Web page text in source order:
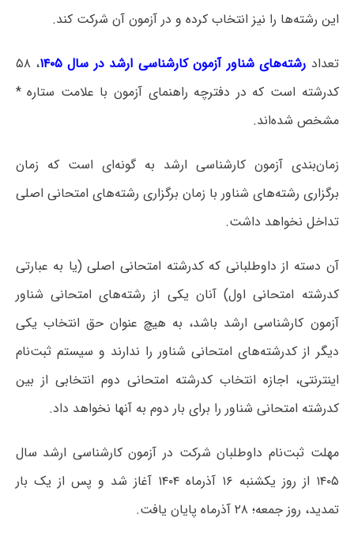
این رشته‌ها را نیز انتخاب کرده و در آزمون آن شرکت کند.
تعداد رشته‌های شناور آزمون کارشناسی ارشد در سال ۱۴۰۵
، ۵۸
کدرشته است که در دفترچه راهنمای آزمون با علامت ستاره *
مشخص شده‌اند.
زمان‌بندی آزمون کارشناسی ارشد به گونه‌ای است که زمان
برگزاری رشته‌های شناور با زمان برگزاری رشته‌های امتحانی اصلی
تداخل نخواهد داشت.
آن دسته از داوطلبانی که کدرشته امتحانی اصلی (یا به عبارتی
کدرشته امتحانی اول) آنان یکی از رشته‌های امتحانی شناور
آزمون کارشناسی ارشد باشد، به هیچ عنوان حق انتخاب یکی
دیگر از کدرشته‌های امتحانی شناور را ندارند و سیستم ثبت‌نام
اینترنتی، اجازه انتخاب کدرشته امتحانی دوم انتخابی از بین
کدرشته امتحانی شناور را برای بار دوم به آنها نخواهد داد.
مهلت ثبت‌نام داوطلبان شرکت در آزمون کارشناسی ارشد سال
۱۴۰۵ از روز یکشنبه ۱۶ آذرماه ۱۴۰۴ آغاز شد و پس از یک بار
تمدید، روز جمعه؛ ۲۸ آذرماه پایان یافت.